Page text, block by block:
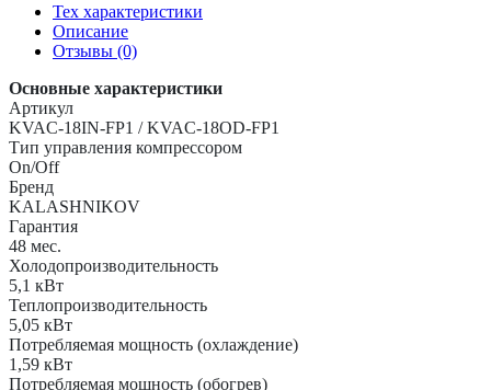
Система
50м2
KALASHNIKOV
“Серия
Форпост"
KVAC-
18IN-
FP1/KVAC-
18OD-
FP1
Тех характеристики
Описание
Отзывы (0)
Основные характеристики
Артикул
KVAC-18IN-FP1 / KVAC-18OD-FP1
Тип управления компрессором
On/Off
Бренд
KALASHNIKOV
Гарантия
48 мес.
Холодопроизводительность
5,1 кВт
Теплопроизводительность
5,05 кВт
Потребляемая мощность (охлаждение)
1,59 кВт
Потребляемая мощность (обогрев)